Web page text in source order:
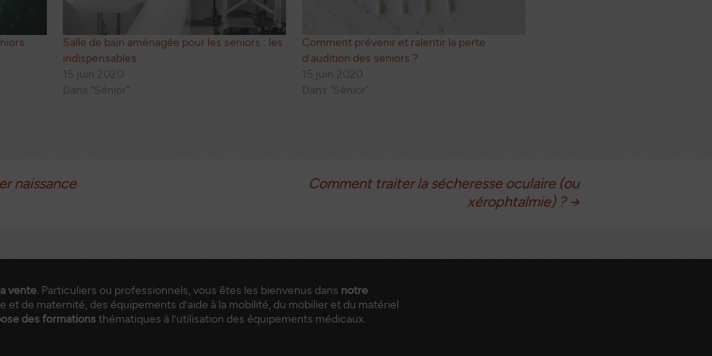
Salle de bain aménagée pour les seniors : les
indispensables
15 juin 2020
Dans "Sénior"
Comment prévenir et ralentir la perte
d’audition des seniors ?
15 juin 2020
Dans "Sénior"
naissance
Comment traiter la sécheresse oculaire (ou
xérophtalmie) ?→
vente . Particuliers ou professionnels, vous êtes les bienvenus dans notre
et de maternité, des équipements d’aide à la mobilité, du mobilier et du matériel
des formationsthématiques à l’utilisation des équipements médicaux.